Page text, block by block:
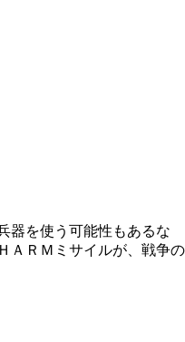
器を使う可能性もあるな
ＡＲＭミサイルが、戦争の